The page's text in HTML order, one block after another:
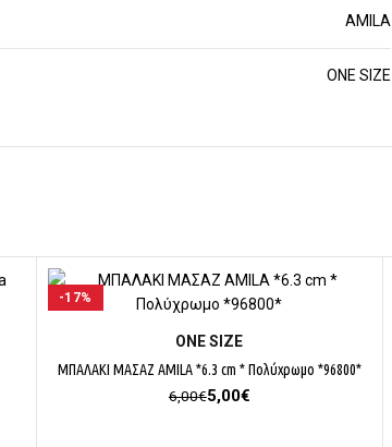
AMILA
ΟΝΕ SΙΖΕ
-17%
ΕΠΙΛΟΓΉ
ΟΝΕ SΙΖΕ
ΜΠΑΛΑΚΙ ΜΑΣΑΖ AMILA *6.3 cm * Πολύχρωμο *96800*
6,00€Original
5,00€Η